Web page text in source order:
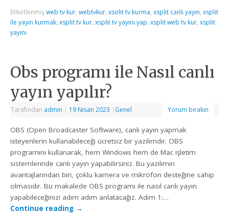
Etiketlenmişweb tv kur,webtvkur,xsolit tv kurma,xsplit canlı yayın,xsplit
ile yayın kurmak,xsplit tv kur,xsplit tv yayını yap,xsplit web tv kur,xsplit
yayını
Obs programı ile Nasıl canlı
yayın yapılır?
Tarafından admin | 19 Nisan 2023 | Genel Yorum bırakın
OBS (Open Broadcaster Software), canlı yayın yapmak
isteyenlerin kullanabileceği ücretsiz bir yazılımdır. OBS
programını kullanarak, hem Windows hem de Mac işletim
sistemlerinde canlı yayın yapabilirsiniz. Bu yazılımın
avantajlarından biri, çoklu kamera ve mikrofon desteğine sahip
olmasıdır. Bu makalede OBS programı ile nasıl canlı yayın
yapabileceğinizi adım adım anlatacağız. Adım 1:…
Continue reading →